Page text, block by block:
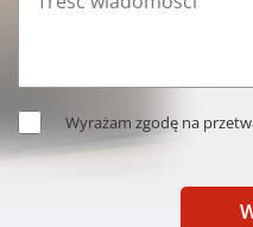
Wyrażam zgodę na